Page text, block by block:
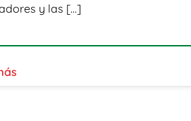
y las […]